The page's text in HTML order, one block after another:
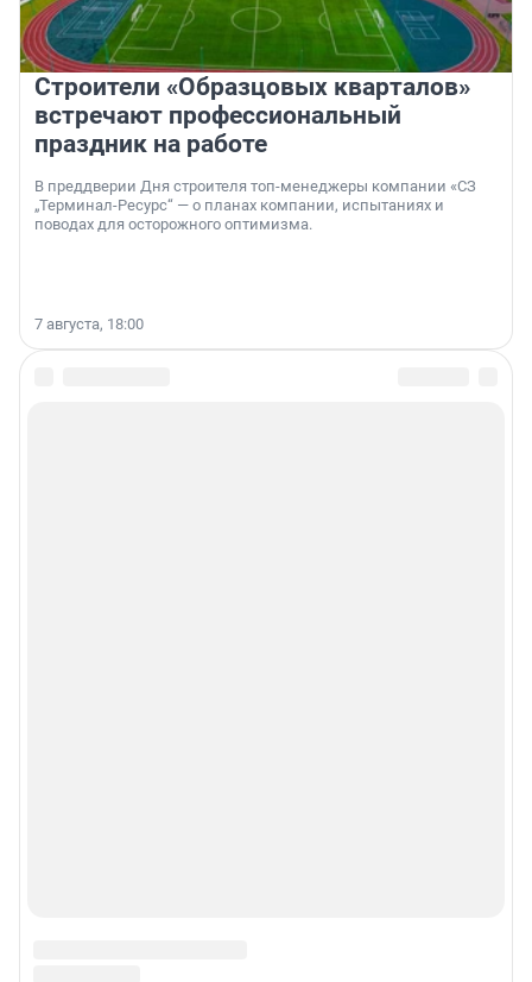
Строители «Образцовых кварталов»
встречают профессиональный
праздник на работе
В преддверии Дня строителя топ-менеджеры компании «СЗ
„Терминал-Ресурс“ — о планах компании, испытаниях и
поводах для осторожного оптимизма.
7 августа, 18:00